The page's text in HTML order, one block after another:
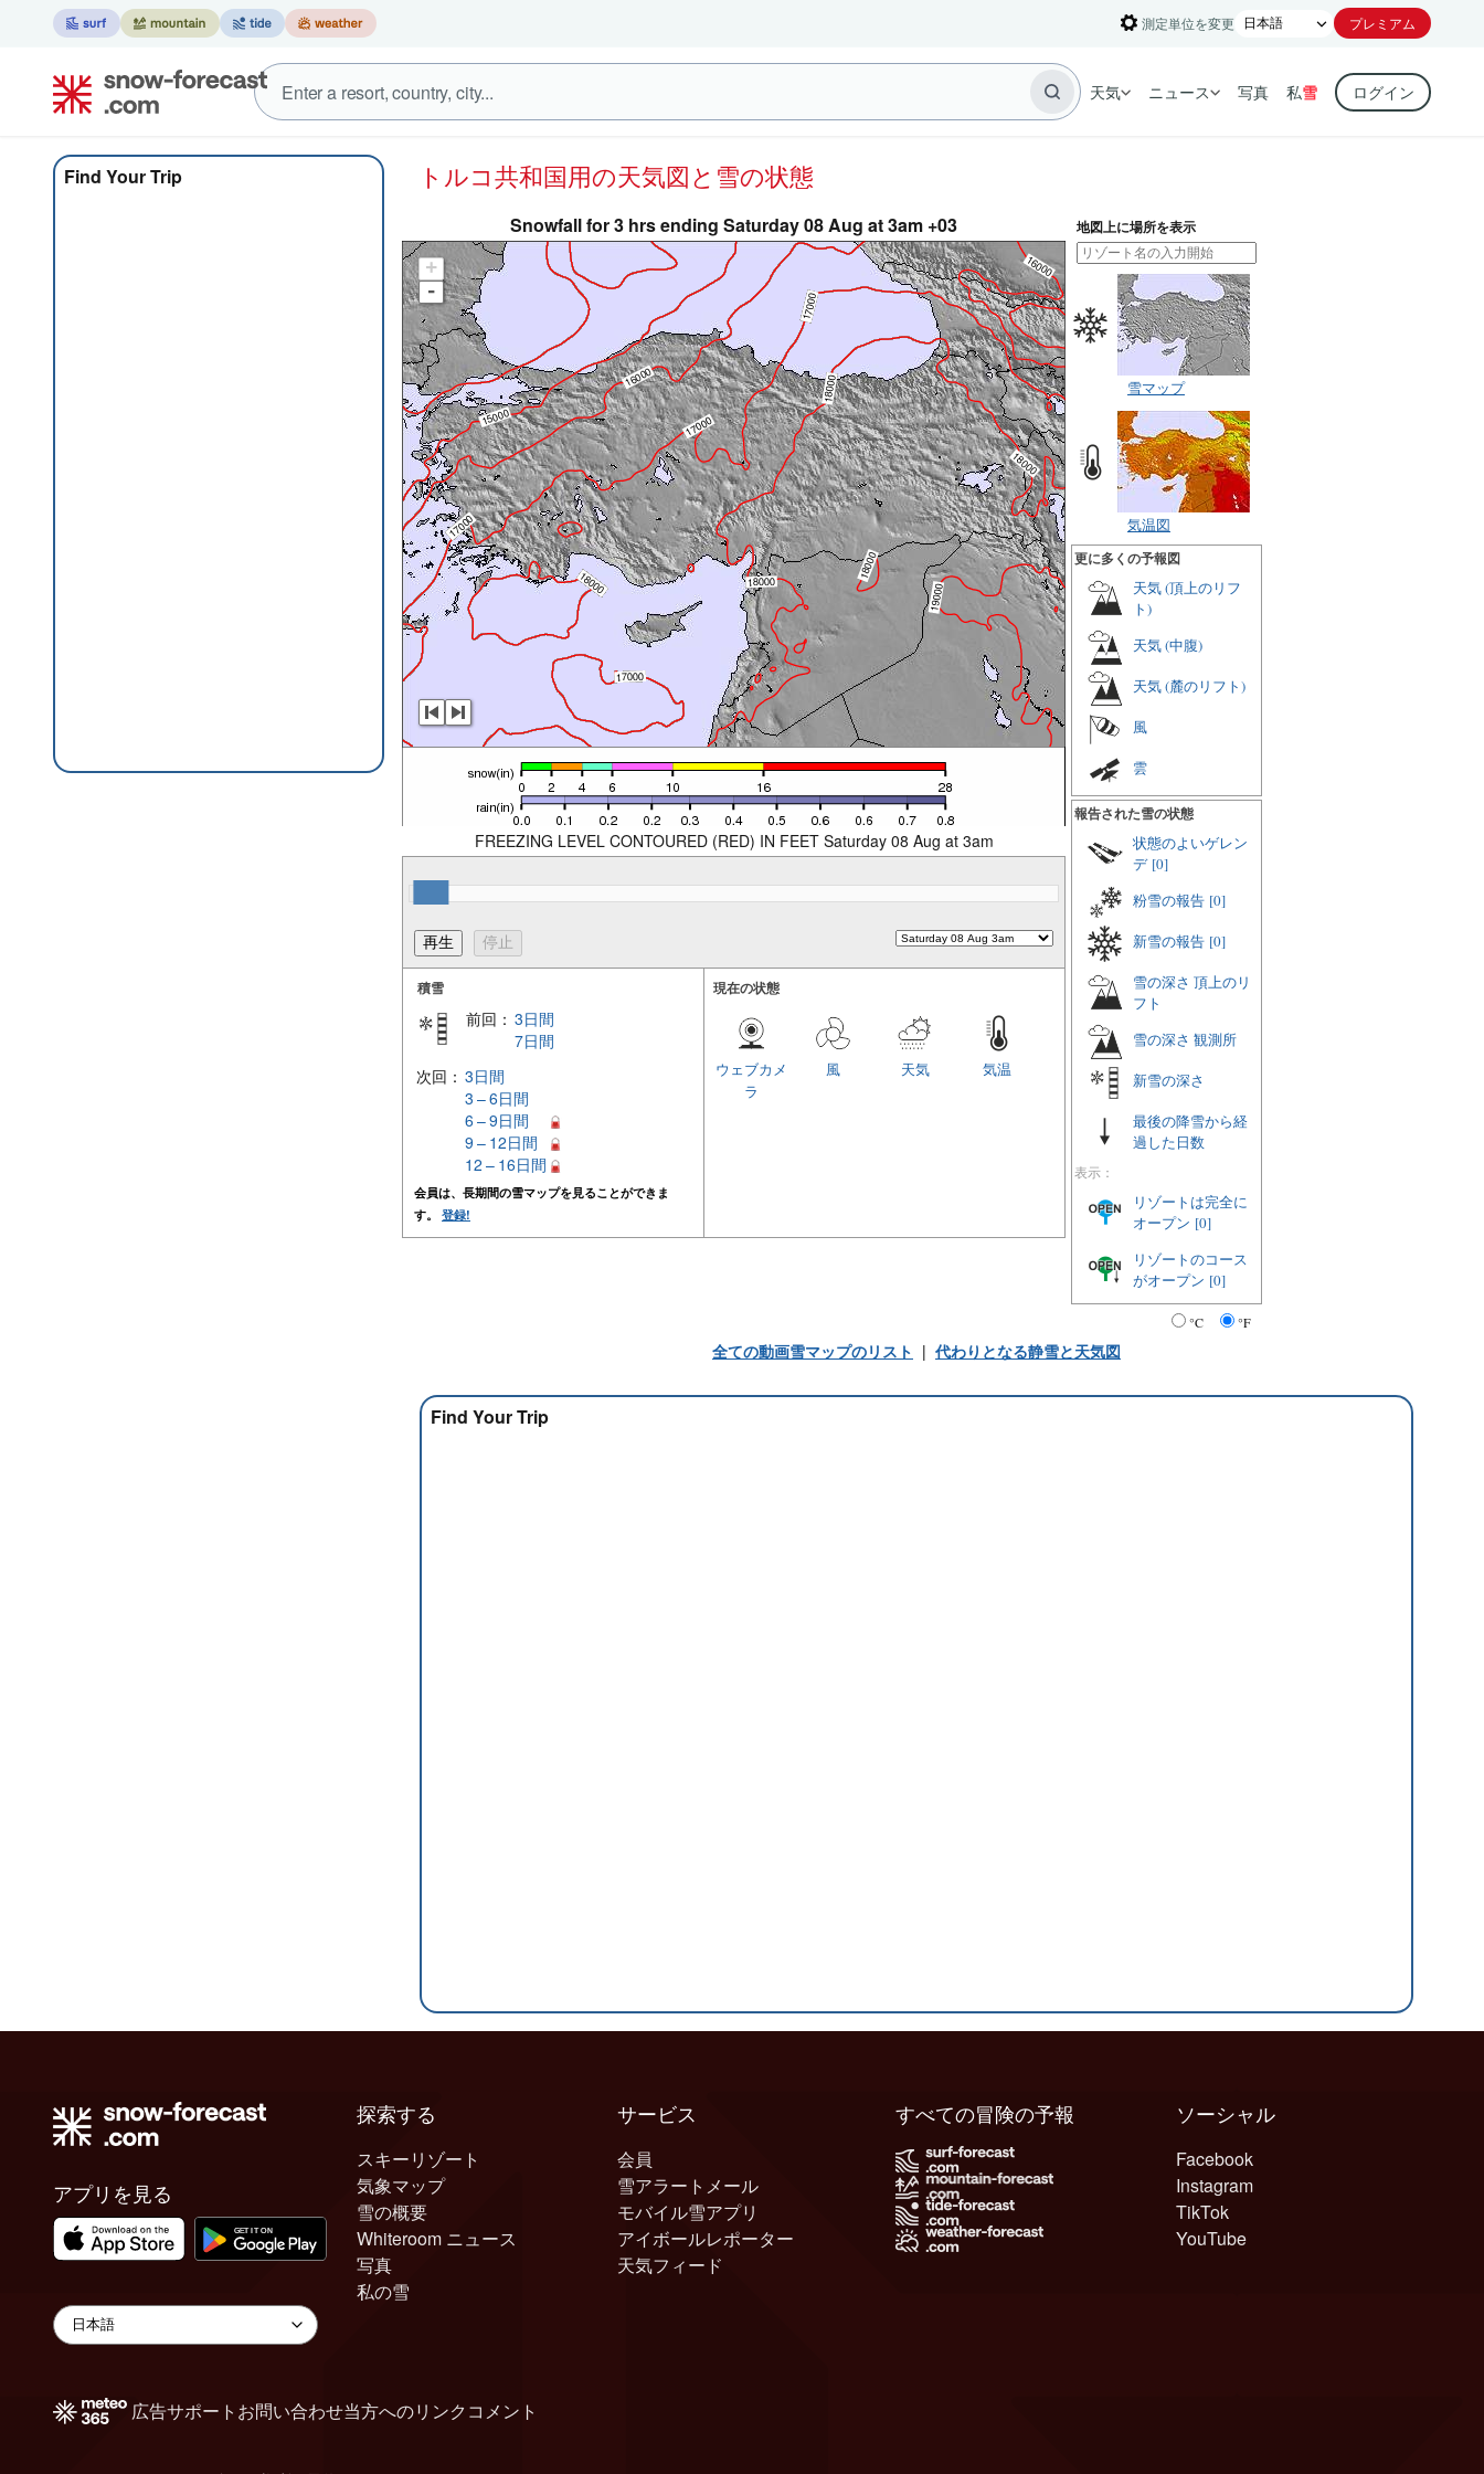
測定単位を変更 プレミアム
天気 ニュース 写真 私雪 ログイン
Find Your Trip トルコ共和国用の天気図と雪の状態
Snowfall for 3 hrs ending Saturday 08 Aug at 3am +03
+
-
FREEZING LEVEL CONTOURED (RED) IN FEET Saturday 08 Aug at 3am
積雪
前回： 3日間
7日間
次回： 3日間
3 – 6日間
6 – 9日間
9 – 12日間
12 – 16日間
会員は、長期間の雪マップを見ることができま
す。 登録!
現在の状態
気温
天気
風
ウェブカメ
ラ
地図上に場所を表示
雪マップ
気温図
更に多くの予報図
天気 (頂上のリフ
ト)
天気 (中腹)
天気 (麓のリフト)
風
雲
報告された雪の状態
状態のよいゲレン
デ [0]
粉雪の報告 [0]
新雪の報告 [0]
雪の深さ 頂上のリ
フト
雪の深さ 観測所
新雪の深さ
最後の降雪から経
過した日数
表示：
リゾートは完全に
オープン [0]
リゾートのコース
がオープン [0]
°C °F
全ての動画雪マップのリスト | 代わりとなる静雪と天気図
Find Your Trip
アプリを見る
探索する
スキーリゾート
気象マップ
雪の概要
Whiteroom ニュース
写真
私の雪
サービス
会員
雪アラートメール
モバイル雪アプリ
アイボールレポーター
天気フィード
ソーシャル
Facebook
Instagram
TikTok
YouTube
すべての冒険の予報
広告サポート お問い合わせ当方へのリンク コメント